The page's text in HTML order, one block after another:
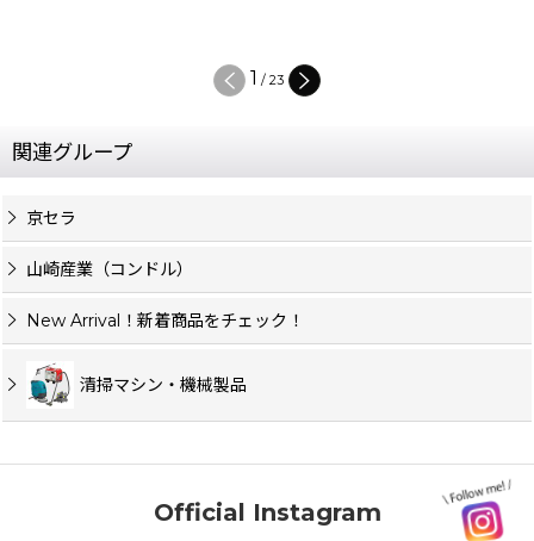
1 / 23
関連グループ
京セラ
山崎産業（コンドル）
New Arrival！新着商品をチェック！
清掃マシン・機械製品
Official Instagram